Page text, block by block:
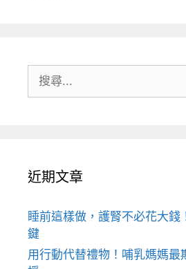
尋:
近期文章
睡前這樣做，護腎不必花大錢
鍵
用行動代替禮物！哺乳媽媽最